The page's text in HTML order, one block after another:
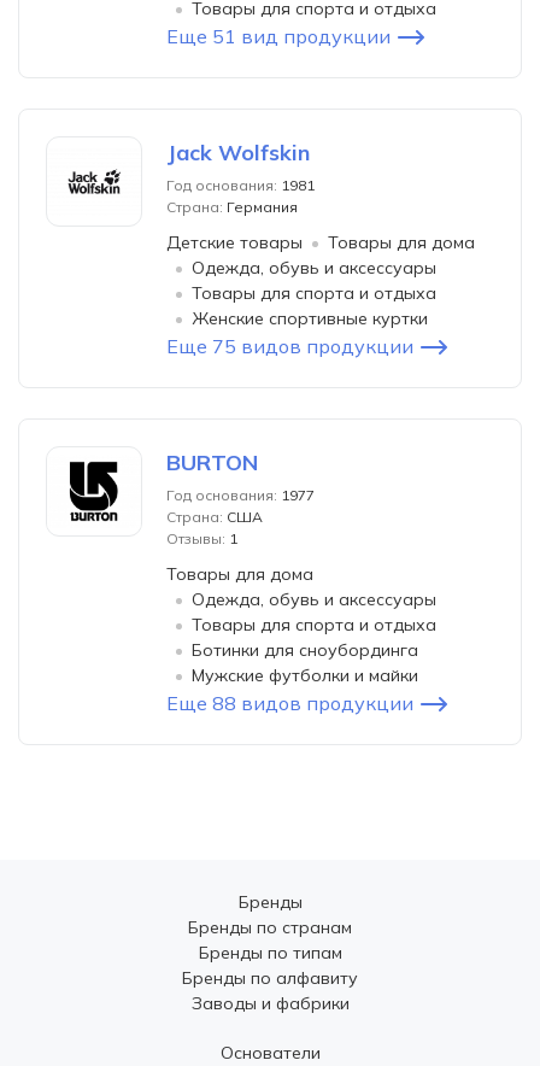
Товары для спорта и отдыха
Еще 51 вид продукции
Jack Wolfskin
Год основания: 1981
Страна: Германия
Детские товары
Товары для дома
Одежда, обувь и аксессуары
Товары для спорта и отдыха
Женские спортивные куртки
Еще 75 видов продукции
BURTON
Год основания: 1977
Страна: США
Отзывы: 1
Товары для дома
Одежда, обувь и аксессуары
Товары для спорта и отдыха
Ботинки для сноубординга
Мужские футболки и майки
Еще 88 видов продукции
Бренды
Бренды по странам
Бренды по типам
Бренды по алфавиту
Заводы и фабрики
Основатели